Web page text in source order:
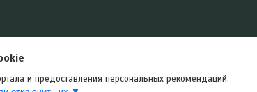
и предоставления персональных рекомендаций.